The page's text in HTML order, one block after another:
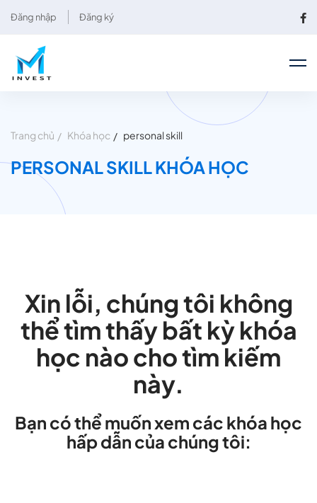
Đăng nhập Đăng ký
Trang chủ Khóa học personal skill
PERSONAL SKILL KHÓA HỌC
Xin lỗi, chúng tôi không
thể tìm thấy bất kỳ khóa
học nào cho tìm kiếm
này.
Bạn có thể muốn xem các khóa học
hấp dẫn của chúng tôi: